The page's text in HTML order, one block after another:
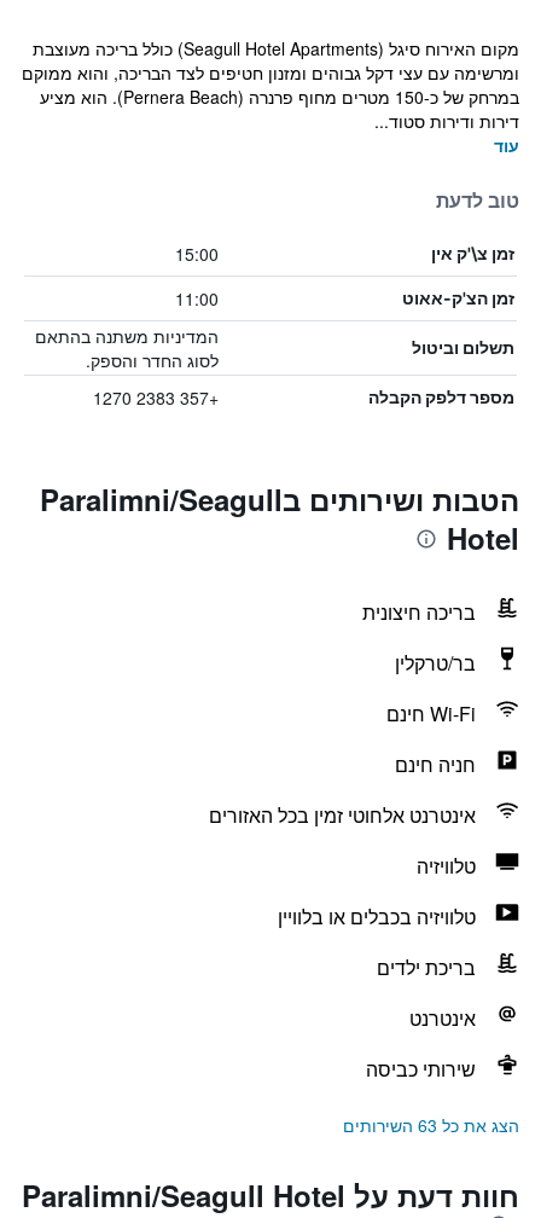
מקום האירוח סיגל (Seagull Hotel Apartments) כולל בריכה מעוצבת
ומרשימה עם עצי דקל גבוהים ומזנון חטיפים לצד הבריכה, והוא ממוקם
במרחק של כ-150 מטרים מחוף פרנרה (Pernera Beach). הוא מציע
דירות ודירות סטוד...
עוד
טוב לדעת
זמן צ\'ק אין 15:00
זמן הצ'ק-אאוט 11:00
תשלום וביטול
המדיניות משתנה בהתאם
לסוג החדר והספק.
מספר דלפק הקבלה +357 2383 1270
הטבות ושירותים בParalimni/Seagull
Hotel
בריכה חיצונית
בר/טרקלין
Wi-Fi חינם
חניה חינם
אינטרנט אלחוטי זמין בכל האזורים
טלוויזיה
טלוויזיה בכבלים או בלוויין
בריכת ילדים
אינטרנט
שירותי כביסה
הצג את כל 63 השירותים
חוות דעת על Paralimni/Seagull Hotel